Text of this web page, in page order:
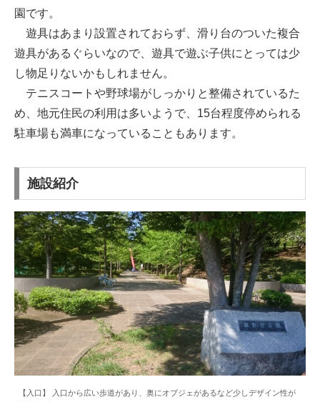
園です。
遊具はあまり設置されておらず、滑り台のついた複合
遊具があるぐらいなので、遊具で遊ぶ子供にとっては少
し物足りないかもしれません。
テニスコートや野球場がしっかりと整備されているた
め、地元住民の利用は多いようで、15台程度停められる
駐車場も満車になっていることもあります。
施設紹介
【入口】 入口から広い歩道があり、奥にオブジェがあるなど少しデザイン性が